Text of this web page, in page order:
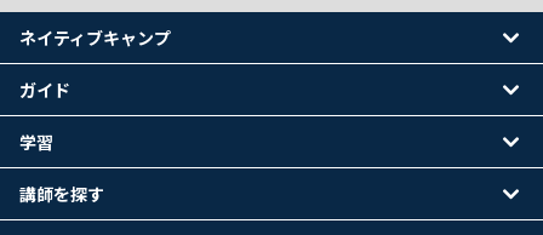
ネイティブキャンプ
ガイド
学習
講師を探す